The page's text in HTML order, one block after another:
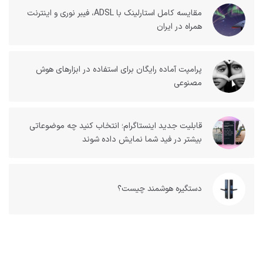
مقایسه کامل استارلینک با ADSL، فیبر نوری و اینترنت
همراه در ایران
پرامپت آماده رایگان برای استفاده در ابزارهای هوش
مصنوعی
قابلیت جدید اینستاگرام؛ انتخاب کنید چه موضوعاتی
بیشتر در فید شما نمایش داده شوند
دستگیره هوشمند چیست؟